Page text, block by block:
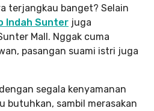
terjangkau banget? Selain
Indah Sunter juga
Mall. Nggak cuma
pasangan suami istri juga
segala kenyamanan
butuhkan, sambil merasakan